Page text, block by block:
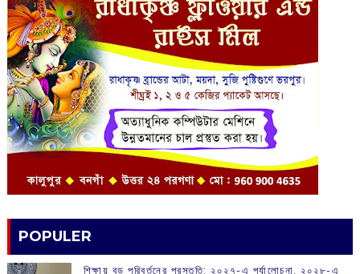
POPULER
শিক্ষায় বড় পরিবর্তনের প্রস্তুতি: ২০২৭-এ পর্যালোচনা, ২০২৮-এ